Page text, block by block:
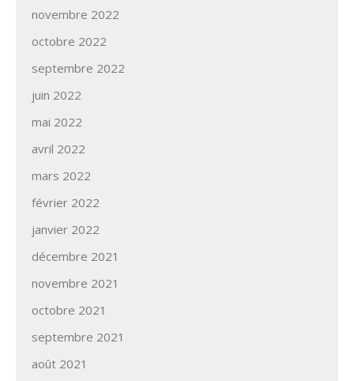
novembre 2022
octobre 2022
septembre 2022
juin 2022
mai 2022
avril 2022
mars 2022
février 2022
janvier 2022
décembre 2021
novembre 2021
octobre 2021
septembre 2021
août 2021